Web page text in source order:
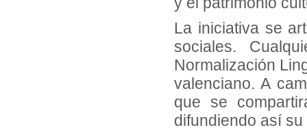
La iniciativa se
sociales.
Normalización
valenciano. A
que se
difundiendo así